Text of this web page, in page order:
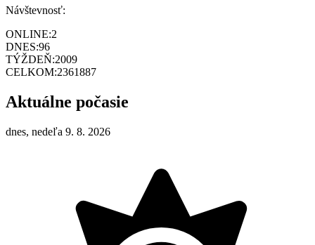
Návštevnosť:
ONLINE:2
DNES:96
TÝŽDEŇ:2009
CELKOM:2361887
Aktuálne počasie
dnes, nedeľa 9. 8. 2026